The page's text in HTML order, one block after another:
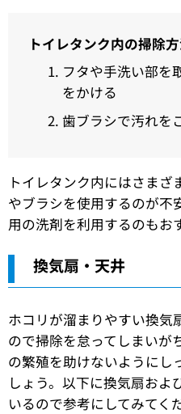
トイレタンク内の掃除
フタや手洗い部を
をかける
歯ブラシで汚れを
トイレタンク内にはさまざ
やブラシを使用するのが不
用の洗剤を利用するのもお
換気扇・天井
ホコリが溜まりやすい換気
ので掃除を怠ってしまいが
の繁殖を助けないようにし
しょう。以下に換気扇およ
いるので参考にしてみてく